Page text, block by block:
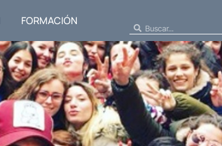
FORMACIÓN